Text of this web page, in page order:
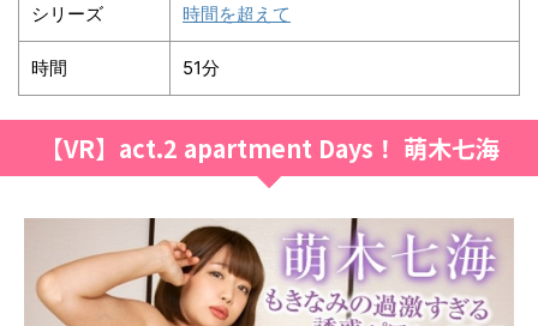
シリーズ 時間を超えて
時間 51分
【VR】act.2 apartment Days！ 萌木七海